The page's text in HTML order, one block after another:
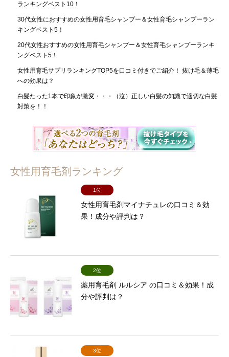
ランキングベスト10！
30代女性におすすめの女性用育毛シャンプー＆女性育毛シャンプーラン
キングベスト5！
20代女性おすすめの女性用育毛シャンプー＆女性育毛シャンプーランキ
ングベスト5！
女性用育毛サプリランキングTOP5を口コミ付きでご紹介！ 抜け毛＆薄毛
への効果は？
白髪たった1本で印象が激変・・・（泣）正しい白髪の知識で適切な白髪
対策を！！
女性用育毛剤ランキング
1位
女性用育毛剤マイナチュレの口コミ＆効
果！成分や評判は？
2位
薬用育毛剤 ルルシア の口コミ＆効果！成
分や評判は？
3位